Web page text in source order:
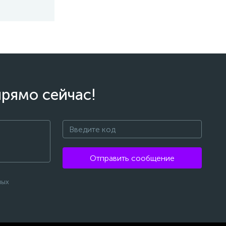
сейчас!
Отправить сообщение